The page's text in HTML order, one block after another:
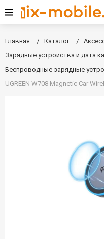
Главная Каталог
Зарядные устройства и дата
Беспроводные зарядные
UGREEN W708 Magnetic Car